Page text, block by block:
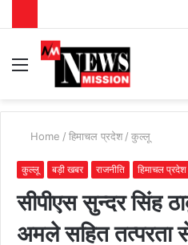
Menu
Home / हिमाचल प्रदेश / कुल्लू
कुल्लू बड़ी खबर राजनीति हिमाचल प्रदेश
सीपीएस सुन्दर सिंह
अमले सहित तत्परता